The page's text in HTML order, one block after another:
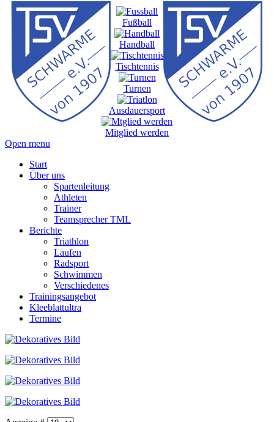
Fußball
Handball
Tischtennis
Turnen
Ausdauersport
Mitglied werden
Open menu
Start
Über uns
Spartenleitung
Athleten
Trainer
Teamsprecher TML
Berichte
Triathlon
Laufen
Radsport
Schwimmen
Verschiedenes
Trainingsangebot
Kleeblattultra
Termine